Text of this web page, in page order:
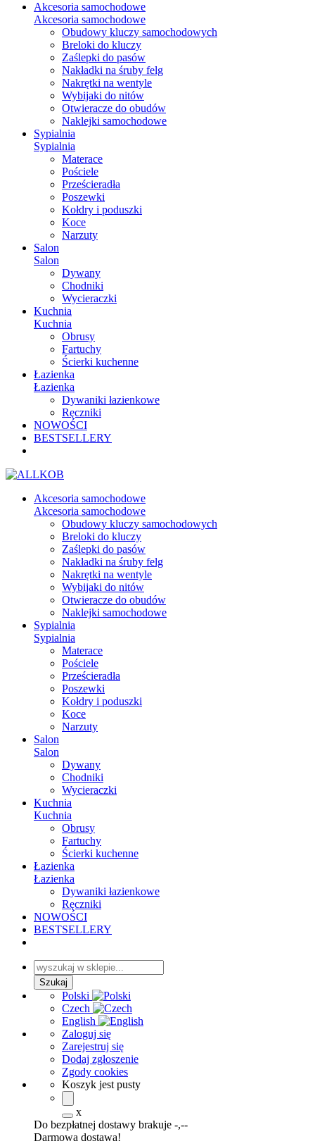
Akcesoria samochodowe
Akcesoria samochodowe
Obudowy kluczy samochodowych
Breloki do kluczy
Zaślepki do pasów
Nakładki na śruby felg
Nakrętki na wentyle
Wybijaki do nitów
Otwieracze do obudów
Naklejki samochodowe
Sypialnia
Sypialnia
Materace
Pościele
Prześcieradła
Poszewki
Kołdry i poduszki
Koce
Narzuty
Salon
Salon
Dywany
Chodniki
Wycieraczki
Kuchnia
Kuchnia
Obrusy
Fartuchy
Ścierki kuchenne
Łazienka
Łazienka
Dywaniki łazienkowe
Ręczniki
NOWOŚCI
BESTSELLERY
Akcesoria samochodowe
Akcesoria samochodowe
Obudowy kluczy samochodowych
Breloki do kluczy
Zaślepki do pasów
Nakładki na śruby felg
Nakrętki na wentyle
Wybijaki do nitów
Otwieracze do obudów
Naklejki samochodowe
Sypialnia
Sypialnia
Materace
Pościele
Prześcieradła
Poszewki
Kołdry i poduszki
Koce
Narzuty
Salon
Salon
Dywany
Chodniki
Wycieraczki
Kuchnia
Kuchnia
Obrusy
Fartuchy
Ścierki kuchenne
Łazienka
Łazienka
Dywaniki łazienkowe
Ręczniki
NOWOŚCI
BESTSELLERY
Polski
Czech
English
Zaloguj się
Zarejestruj się
Dodaj zgłoszenie
Zgody cookies
Koszyk jest pusty
x
Do bezpłatnej dostawy brakuje -,--
Darmowa dostawa!